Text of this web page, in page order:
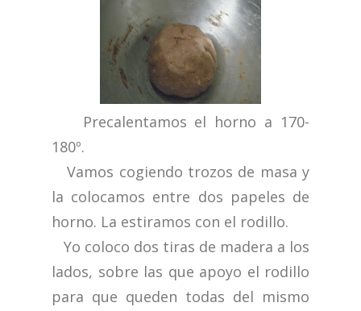
Precalentamos el horno a 170-
180º.
Vamos cogiendo trozos de masa y
la colocamos entre dos papeles de
horno. La estiramos con el rodillo.
Yo coloco dos tiras de madera a los
lados, sobre las que apoyo el rodillo
para que queden todas del mismo